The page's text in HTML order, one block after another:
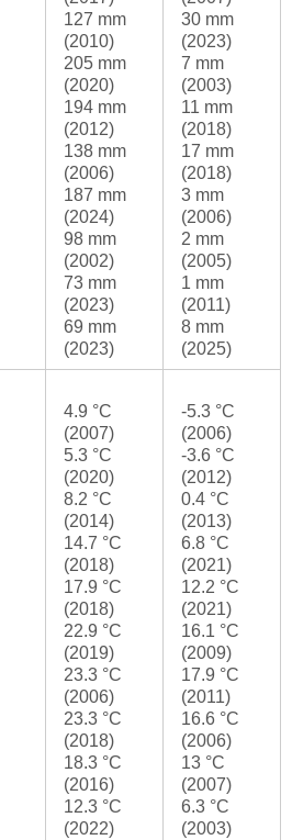
127 mm
(2010)
205 mm
(2020)
194 mm
(2012)
138 mm
(2006)
187 mm
(2024)
98 mm
(2002)
73 mm
(2023)
69 mm
(2023)
30 mm
(2023)
7 mm
(2003)
11 mm
(2018)
17 mm
(2018)
3 mm
(2006)
2 mm
(2005)
1 mm
(2011)
8 mm
(2025)
4.9 °C
(2007)
5.3 °C
(2020)
8.2 °C
(2014)
14.7 °C
(2018)
17.9 °C
(2018)
22.9 °C
(2019)
23.3 °C
(2006)
23.3 °C
(2018)
18.3 °C
(2016)
12.3 °C
(2022)
-5.3 °C
(2006)
-3.6 °C
(2012)
0.4 °C
(2013)
6.8 °C
(2021)
12.2 °C
(2021)
16.1 °C
(2009)
17.9 °C
(2011)
16.6 °C
(2006)
13 °C
(2007)
6.3 °C
(2003)